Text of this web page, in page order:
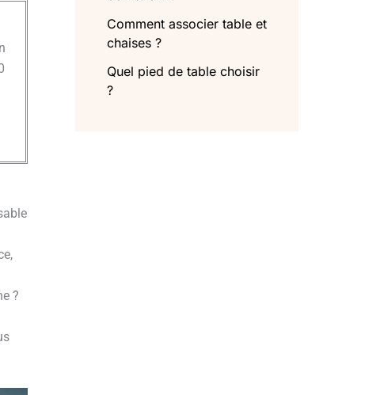
?
Comment associer table et
chaises ?
Quel pied de table choisir
?